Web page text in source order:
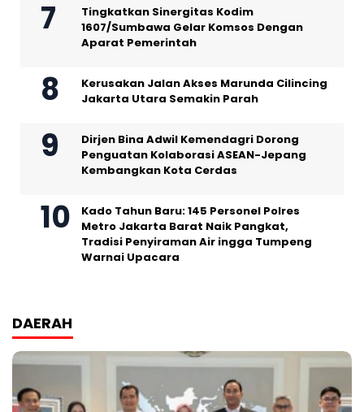
Tingkatkan Sinergitas Kodim
1607/Sumbawa Gelar Komsos Dengan
Aparat Pemerintah
Kerusakan Jalan Akses Marunda Cilincing
Jakarta Utara Semakin Parah
Dirjen Bina Adwil Kemendagri Dorong
Penguatan Kolaborasi ASEAN-Jepang
Kembangkan Kota Cerdas
Kado Tahun Baru: 145 Personel Polres
Metro Jakarta Barat Naik Pangkat,
Tradisi Penyiraman Air ingga Tumpeng
Warnai Upacara
DAERAH